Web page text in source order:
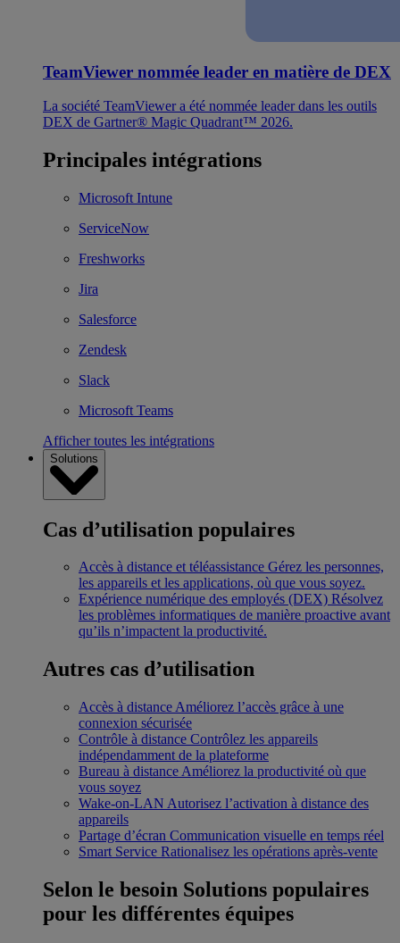
TeamViewer nommée leader en matière de DEX
La société TeamViewer a été nommée leader dans les outils
DEX de Gartner® Magic Quadrant™ 2026.
Principales intégrations
Microsoft Intune
ServiceNow
Freshworks
Jira
Salesforce
Zendesk
Slack
Microsoft Teams
Afficher toutes les intégrations
Solutions
Cas d’utilisation populaires
Accès à distance et téléassistance Gérez les personnes,
les appareils et les applications, où que vous soyez.
Expérience numérique des employés (DEX) Résolvez
les problèmes informatiques de manière proactive avant
qu’ils n’impactent la productivité.
Autres cas d’utilisation
Accès à distance Améliorez l’accès grâce à une
connexion sécurisée
Contrôle à distance Contrôlez les appareils
indépendamment de la plateforme
Bureau à distance Améliorez la productivité où que
vous soyez
Wake-on-LAN Autorisez l’activation à distance des
appareils
Partage d’écran Communication visuelle en temps réel
Smart Service Rationalisez les opérations après-vente
Selon le besoin Solutions populaires
pour les différentes équipes